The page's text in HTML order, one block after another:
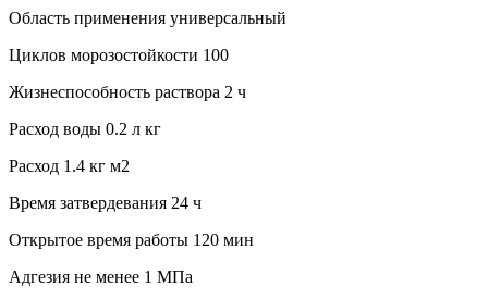
Область применения универсальный
Циклов морозостойкости 100
Жизнеспособность раствора 2 ч
Расход воды 0.2 л кг
Расход 1.4 кг м2
Время затвердевания 24 ч
Открытое время работы 120 мин
Адгезия не менее 1 МПа